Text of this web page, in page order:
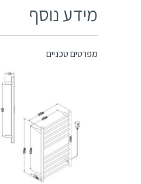
מידע נוסף
מפרטים טכניים